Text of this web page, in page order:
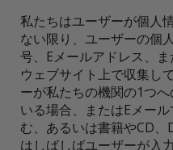
私たちはユーザーが個人
ない限り、ユーザーの個
号、Eメールアドレス、
ウェブサイト上で収集し
ーが私たちの機関の1つ
いる場合、またはEメー
む、あるいは書籍やCD
はしばしばユーザーが入